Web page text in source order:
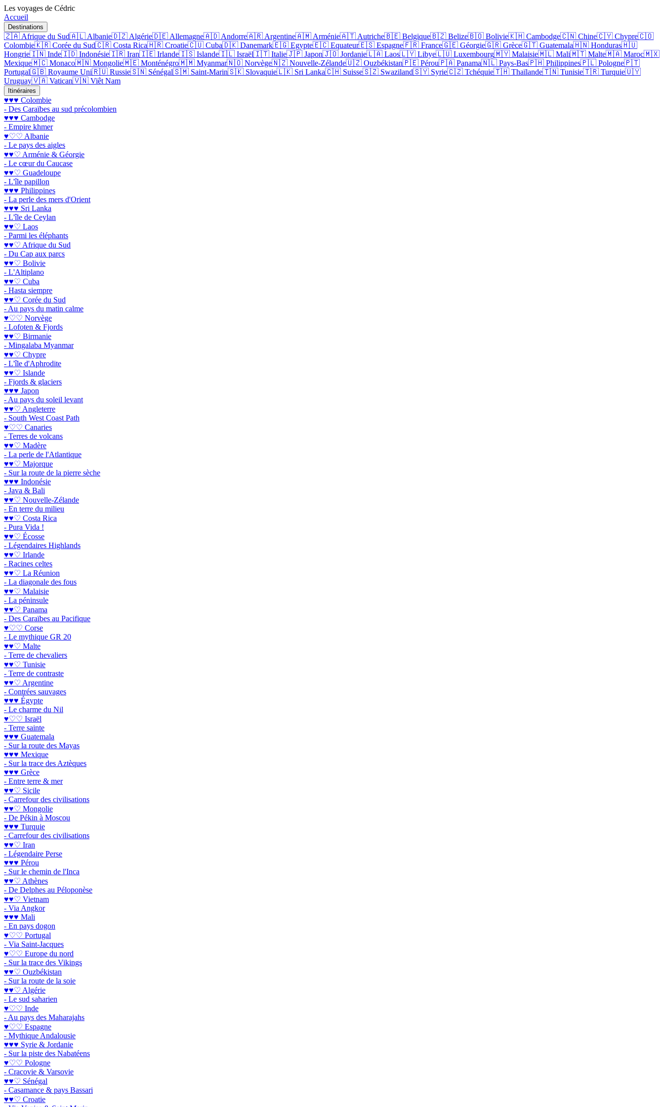
Les voyages de Cédric
Accueil
Destinations
🇿🇦 Afrique du Sud🇦🇱 Albanie🇩🇿 Algérie🇩🇪 Allemagne🇦🇩 Andorre🇦🇷 Argentine🇦🇲 Arménie🇦🇹 Autriche🇧🇪 Belgique🇧🇿 Belize🇧🇴 Bolivie🇰🇭 Cambodge🇨🇳 Chine🇨🇾 Chypre🇨🇴
Colombie🇰🇷 Corée du Sud🇨🇷 Costa Rica🇭🇷 Croatie🇨🇺 Cuba🇩🇰 Danemark🇪🇬 Egypte🇪🇨 Equateur🇪🇸 Espagne🇫🇷 France🇬🇪 Géorgie🇬🇷 Grèce🇬🇹 Guatemala🇭🇳 Honduras🇭🇺
Hongrie🇮🇳 Inde🇮🇩 Indonésie🇮🇷 Iran🇮🇪 Irlande🇮🇸 Islande🇮🇱 Israël🇮🇹 Italie🇯🇵 Japon🇯🇴 Jordanie🇱🇦 Laos🇱🇾 Libye🇱🇺 Luxembourg🇲🇾 Malaisie🇲🇱 Mali🇲🇹 Malte🇲🇦 Maroc🇲🇽
Mexique🇲🇨 Monaco🇲🇳 Mongolie🇲🇪 Monténégro🇲🇲 Myanmar🇳🇴 Norvège🇳🇿 Nouvelle-Zélande🇺🇿 Ouzbékistan🇵🇪 Pérou🇵🇦 Panama🇳🇱 Pays-Bas🇵🇭 Philippines🇵🇱 Pologne🇵🇹
Portugal🇬🇧 Royaume Uni🇷🇺 Russie🇸🇳 Sénégal🇸🇲 Saint-Marin🇸🇰 Slovaquie🇱🇰 Sri Lanka🇨🇭 Suisse🇸🇿 Swaziland🇸🇾 Syrie🇨🇿 Tchéquie🇹🇭 Thaïlande🇹🇳 Tunisie🇹🇷 Turquie🇺🇾
Uruguay🇻🇦 Vatican🇻🇳 Viêt Nam
Itinéraires
♥♥♥ Colombie
- Des Caraïbes au sud précolombien
♥♥♥ Cambodge
- Empire khmer
♥♡♡ Albanie
- Le pays des aigles
♥♥♡ Arménie & Géorgie
- Le cœur du Caucase
♥♥♡ Guadeloupe
- L'île papillon
♥♥♥ Philippines
- La perle des mers d'Orient
♥♥♥ Sri Lanka
- L'île de Ceylan
♥♥♡ Laos
- Parmi les éléphants
♥♥♡ Afrique du Sud
- Du Cap aux parcs
♥♥♡ Bolivie
- L'Altiplano
♥♥♡ Cuba
- Hasta siempre
♥♥♡ Corée du Sud
- Au pays du matin calme
♥♡♡ Norvège
- Lofoten & Fjords
♥♥♡ Birmanie
- Mingalaba Myanmar
♥♥♡ Chypre
- L'île d'Aphrodite
♥♥♡ Islande
- Fjords & glaciers
♥♥♥ Japon
- Au pays du soleil levant
♥♥♡ Angleterre
- South West Coast Path
♥♡♡ Canaries
- Terres de volcans
♥♥♡ Madère
- La perle de l'Atlantique
♥♥♡ Majorque
- Sur la route de la pierre sèche
♥♥♥ Indonésie
- Java & Bali
♥♥♡ Nouvelle-Zélande
- En terre du milieu
♥♥♡ Costa Rica
- Pura Vida !
♥♥♡ Écosse
- Légendaires Highlands
♥♥♡ Irlande
- Racines celtes
♥♥♡ La Réunion
- La diagonale des fous
♥♥♡ Malaisie
- La péninsule
♥♥♡ Panama
- Des Caraïbes au Pacifique
♥♡♡ Corse
- Le mythique GR 20
♥♥♡ Malte
- Terre de chevaliers
♥♥♡ Tunisie
- Terre de contraste
♥♥♡ Argentine
- Contrées sauvages
♥♥♥ Égypte
- Le charme du Nil
♥♡♡ Israël
- Terre sainte
♥♥♥ Guatemala
- Sur la route des Mayas
♥♥♥ Mexique
- Sur la trace des Aztèques
♥♥♥ Grèce
- Entre terre & mer
♥♥♡ Sicile
- Carrefour des civilisations
♥♥♡ Mongolie
- De Pékin à Moscou
♥♥♥ Turquie
- Carrefour des civilisations
♥♥♡ Iran
- Légendaire Perse
♥♥♥ Pérou
- Sur le chemin de l'Inca
♥♥♡ Athènes
- De Delphes au Péloponèse
♥♥♡ Vietnam
- Via Angkor
♥♥♥ Mali
- En pays dogon
♥♡♡ Portugal
- Via Saint-Jacques
♥♡♡ Europe du nord
- Sur la trace des Vikings
♥♥♡ Ouzbékistan
- Sur la route de la soie
♥♥♡ Algérie
- Le sud saharien
♥♡♡ Inde
- Au pays des Maharajahs
♥♡♡ Espagne
- Mythique Andalousie
♥♥♥ Syrie & Jordanie
- Sur la piste des Nabatéens
♥♡♡ Pologne
- Cracovie & Varsovie
♥♥♡ Sénégal
- Casamance & pays Bassari
♥♥♡ Croatie